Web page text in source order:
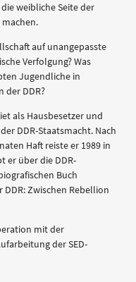
weibliche Seite der
auf unangepasste
Verfolgung? Was
Jugendliche in
der DDR?
als Hausbesetzer und
DDR-Staatsmacht. Nach
Haft reiste er 1989 in
er über die DDR-
Buch
Zwischen Rebellion
mit der
der SED-